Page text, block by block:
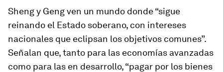
Sheng y Geng ven un mundo donde “sigue
reinando el Estado soberano, con intereses
nacionales que eclipsan los objetivos comunes”.
Señalan que, tanto para las economías avanzadas
como para las en desarrollo, “pagar por los bienes